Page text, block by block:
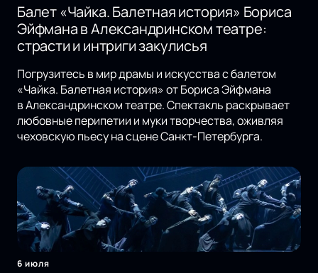
Балет «Чайка. Балетная история» Бориса
Эйфмана в Александринском театре:
страсти и интриги закулисья
Погрузитесь в мир драмы и искусства с балетом
«Чайка. Балетная история» от Бориса Эйфмана
в Александринском театре. Спектакль раскрывает
любовные перипетии и муки творчества, оживляя
чеховскую пьесу на сцене Санкт-Петербурга.
6 июля